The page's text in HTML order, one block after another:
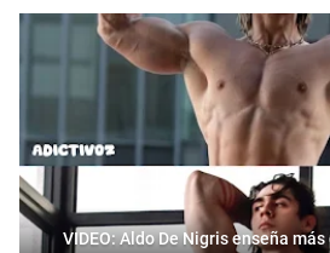
VIDEO: Aldo De Nigris enseña